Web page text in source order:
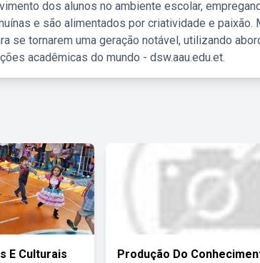
dos alunos no ambiente escolar,
e são alimentados por criatividade e paixão.
se tornarem uma geração notável, utilizando
acadêmicas do mundo - dsw.aau.edu.et.
E Culturais Produção Do